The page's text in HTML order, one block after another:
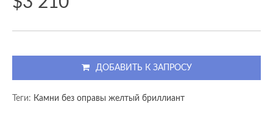
ДОБАВИТЬ К ЗАПРОСУ
Теги: Камни без оправы желтый бриллиант